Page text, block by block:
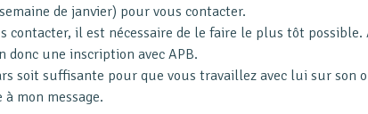
de janvier) pour vous contacter.
contacter, il est nécessaire de le faire le plus tôt
une inscription avec APB.
soit suffisante pour que vous travaillez avec lui sur son
mon message.